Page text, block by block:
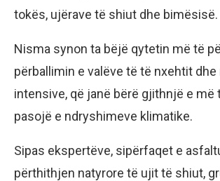
tokës, ujërave të shiut dhe bimësisë.
Nisma synon ta bëjë qytetin më të
përballimin e valëve të të nxehtit
intensive, që janë bërë gjithnjë e më
pasojë e ndryshimeve klimatike.
Sipas ekspertëve, sipërfaqet e
përthithjen natyrore të ujit të shiut,